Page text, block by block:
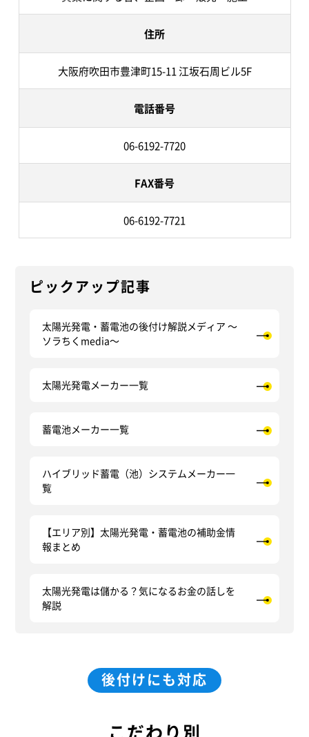
住所
大阪府吹田市豊津町15-11 江坂石周ビル5F
電話番号
06-6192-7720
FAX番号
06-6192-7721
ピックアップ記事
太陽光発電・蓄電池の後付け解説メディア ～
ソラちくmedia～
太陽光発電メーカー一覧
蓄電池メーカー一覧
ハイブリッド蓄電（池）システムメーカー一
覧
【エリア別】太陽光発電・蓄電池の補助金情
報まとめ
太陽光発電は儲かる？気になるお金の話しを
解説
後付けにも対応
こだわり別